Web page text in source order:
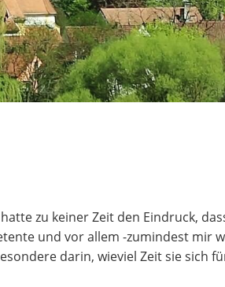
zu keiner Zeit den Eindruck,
und vor allem -zumindest mir
darin, wieviel Zeit sie sich